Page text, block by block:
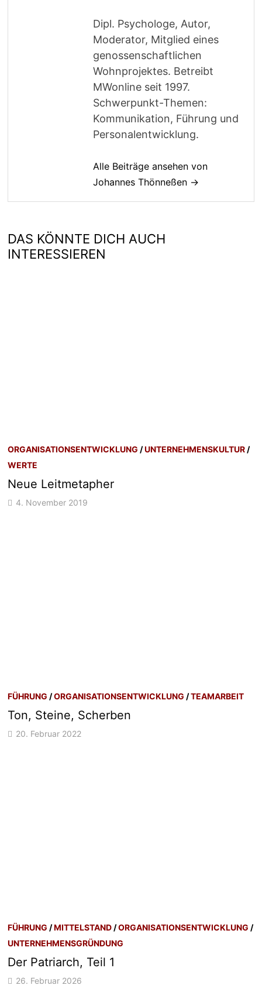
Dipl. Psychologe, Autor,
Moderator, Mitglied eines
genossenschaftlichen
Wohnprojektes. Betreibt
MWonline seit 1997.
Schwerpunkt-Themen:
Kommunikation, Führung und
Personalentwicklung.
Alle Beiträge ansehen von
Johannes Thönneßen →
DAS KÖNNTE DICH AUCH
INTERESSIEREN
ORGANISATIONSENTWICKLUNG /UNTERNEHMENSKULTUR /
WERTE
Neue Leitmetapher
4. November 2019
FÜHRUNG /ORGANISATIONSENTWICKLUNG /TEAMARBEIT
Ton, Steine, Scherben
20. Februar 2022
FÜHRUNG /MITTELSTAND /ORGANISATIONSENTWICKLUNG /
UNTERNEHMENSGRÜNDUNG
Der Patriarch, Teil 1
26. Februar 2026